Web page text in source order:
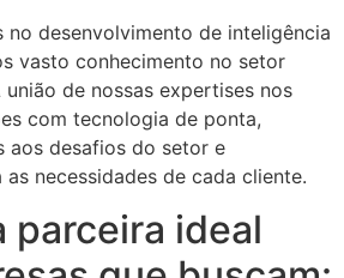
no desenvolvimento de inteligência
vasto conhecimento no setor
de nossas expertises nos
com tecnologia de ponta,
aos desafios do setor e
necessidades de cada cliente.
parceira ideal